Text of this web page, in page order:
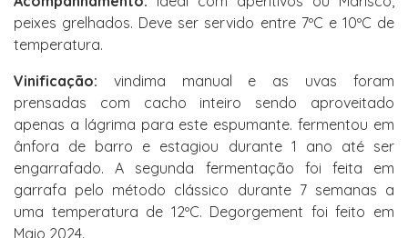
peixes grelhados. Deve ser servido entre 7ºC e 10ºC de
temperatura.
Vinificação: vindima manual e as uvas foram
prensadas com cacho inteiro sendo aproveitado
apenas a lágrima para este espumante. fermentou em
ânfora de barro e estagiou durante 1 ano até ser
engarrafado. A segunda fermentação foi feita em
garrafa pelo método clássico durante 7 semanas a
uma temperatura de 12ºC. Degorgement foi feito em
Maio 2024.